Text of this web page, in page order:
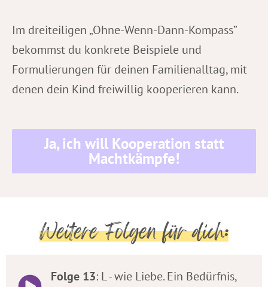
Im dreiteiligen „Ohne-Wenn-Dann-Kompass”
bekommst du konkrete Beispiele und
Formulierungen für deinen Familienalltag, mit
denen dein Kind freiwillig kooperieren kann.
Ja, ich will Kooperation statt
Machtkämpfe!
Weitere Folgen für dich:
Folge 13: L - wie Liebe. Ein Bedürfnis,